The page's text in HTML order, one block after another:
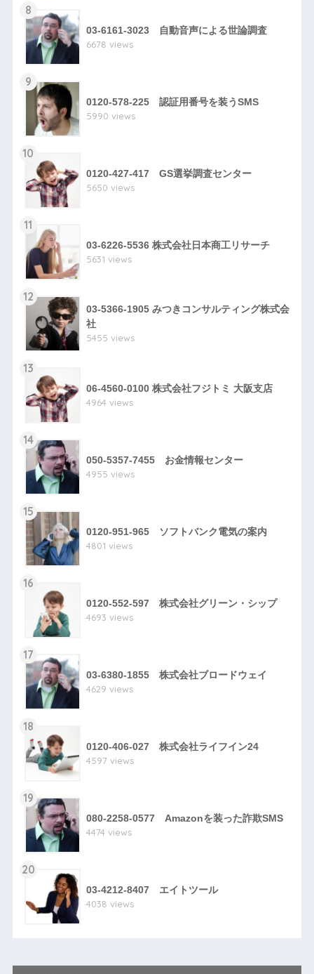
8
03-6161-3023 自動音声による世論調査
6678 views
9
0120-578-225 認証用番号を装うSMS
5990 views
10
0120-427-417 GS選挙調査センター
5650 views
11
03-6226-5536 株式会社日本商工リサーチ
5631 views
12
03-5366-1905 みつきコンサルティング株式会
社
5455 views
13
06-4560-0100 株式会社フジトミ 大阪支店
4964 views
14
050-5357-7455 お金情報センター
4955 views
15
0120-951-965 ソフトバンク電気の案内
4801 views
16
0120-552-597 株式会社グリーン・シップ
4693 views
17
03-6380-1855 株式会社ブロードウェイ
4629 views
18
0120-406-027 株式会社ライフイン24
4597 views
19
080-2258-0577 Amazonを装った詐欺SMS
4474 views
20
03-4212-8407 エイトツール
4038 views